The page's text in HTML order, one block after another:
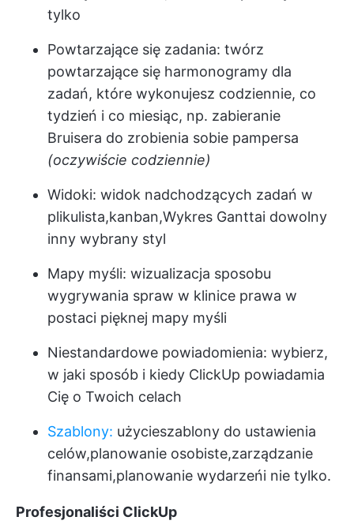
tylko
Powtarzające się zadania: twórz
powtarzające się harmonogramy dla
zadań, które wykonujesz codziennie, co
tydzień i co miesiąc, np. zabieranie
Bruisera do zrobienia sobie pampersa
(oczywiście codziennie)
Widoki: widok nadchodzących zadań w
plikulista,kanban,Wykres Ganttai dowolny
inny wybrany styl
Mapy myśli: wizualizacja sposobu
wygrywania spraw w klinice prawa w
postaci pięknej mapy myśli
Niestandardowe powiadomienia: wybierz,
w jaki sposób i kiedy ClickUp powiadamia
Cię o Twoich celach
Szablony: użycieszablony do ustawienia
celów,planowanie osobiste,zarządzanie
finansami,planowanie wydarzeńi nie tylko.
Profesjonaliści ClickUp